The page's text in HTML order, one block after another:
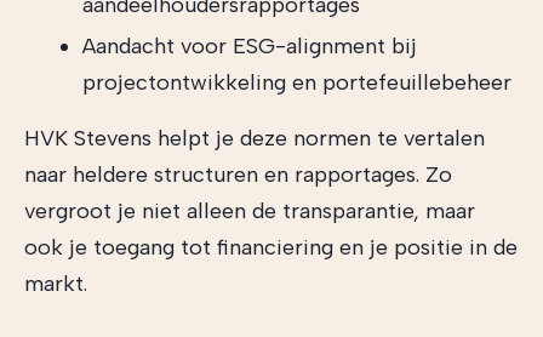
Aandacht voor ESG-alignment bij
projectontwikkeling en portefeuillebeheer
HVK Stevens helpt je deze normen te vertalen
naar heldere structuren en rapportages. Zo
vergroot je niet alleen de transparantie, maar
ook je toegang tot financiering en je positie in de
markt.